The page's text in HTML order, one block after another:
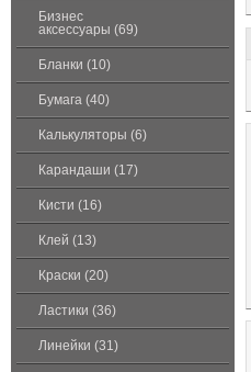
Бизнес
аксессуары (69)
Бланки (10)
Бумага (40)
Калькуляторы (6)
Карандаши (17)
Кисти (16)
Клей (13)
Краски (20)
Ластики (36)
Линейки (31)